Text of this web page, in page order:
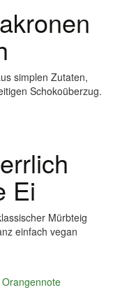
simplen Zutaten,
Schokoüberzug.
Ei
Mürbteig
einfach vegan